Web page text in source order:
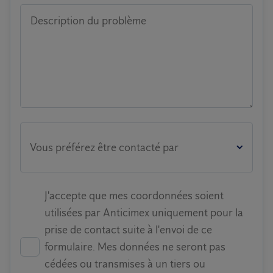
Description du problème
Vous préférez être contacté par
J'accepte que mes coordonnées soient
utilisées par Anticimex uniquement pour la
prise de contact suite à l'envoi de ce
formulaire. Mes données ne seront pas
cédées ou transmises à un tiers ou